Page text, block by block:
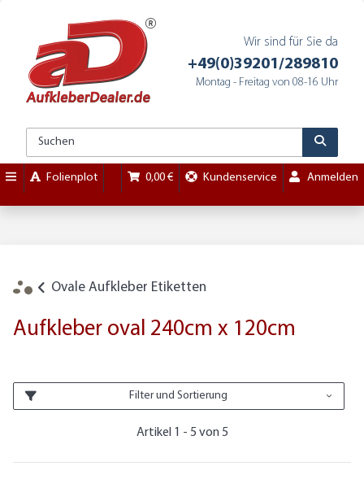
Wir sind für Sie da
+49(0)39201/289810
Montag - Freitag von 08-16 Uhr
Folienplot 0,00 € Kundenservice Anmelden
Ovale Aufkleber Etiketten
Aufkleber oval 240cm x 120cm
Filter und Sortierung
Artikel 1 - 5 von 5